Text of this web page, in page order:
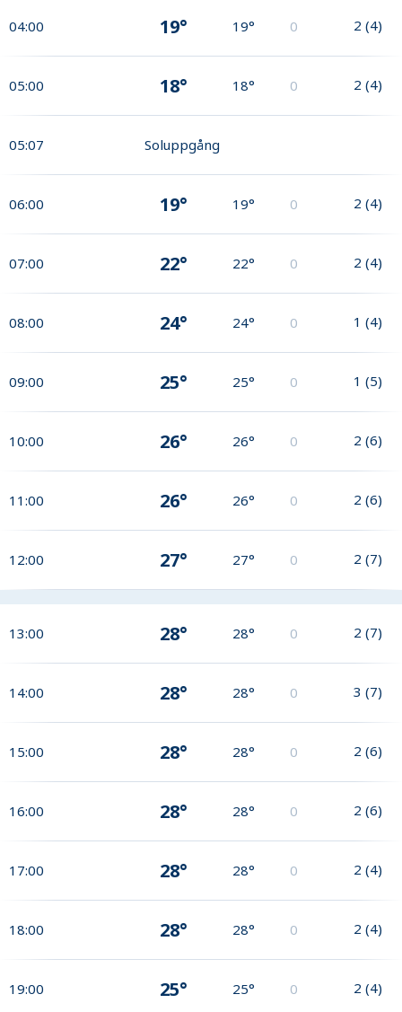
04:00 19° 19° 0 2 (4)
05:00 18° 18° 0 2 (4)
05:07 Soluppgång
06:00 19° 19° 0 2 (4)
07:00 22° 22° 0 2 (4)
08:00 24° 24° 0 1 (4)
09:00 25° 25° 0 1 (5)
10:00 26° 26° 0 2 (6)
11:00 26° 26° 0 2 (6)
12:00 27° 27° 0 2 (7)
13:00 28° 28° 0 2 (7)
14:00 28° 28° 0 3 (7)
15:00 28° 28° 0 2 (6)
16:00 28° 28° 0 2 (6)
17:00 28° 28° 0 2 (4)
18:00 28° 28° 0 2 (4)
19:00 25° 25° 0 2 (4)